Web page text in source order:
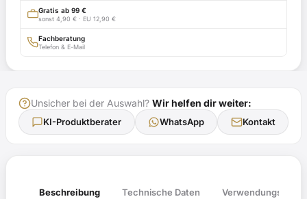
Bj.
1982
Menge
Gratis ab 99 €
sonst 4,90 € · EU 12,90 €
Fachberatung
Telefon & E-Mail
Unsicher bei der Auswahl? Wir helfen dir weiter:
KI-Produktberater WhatsApp Kontakt
Beschreibung Technische Daten Verwendungsliste